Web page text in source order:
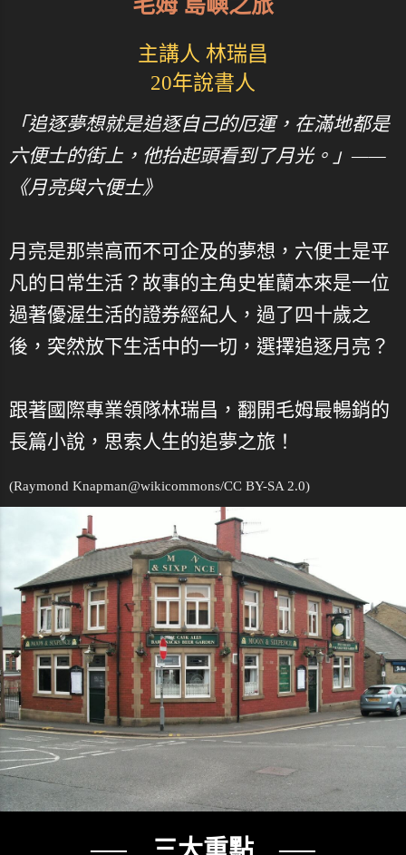
主講人 林瑞昌
20年說書人
「追逐夢想就是追逐自己的厄運，在滿地都是
六便士的街上，他抬起頭看到了月光。」——
《月亮與六便士》
月亮是那崇高而不可企及的夢想，六便士是平
凡的日常生活？故事的主角史崔蘭本來是一位
過著優渥生活的證券經紀人，過了四十歲之
後，突然放下生活中的一切，選擇追逐月亮？
跟著國際專業領隊林瑞昌，翻開毛姆最暢銷的
長篇小說，思索人生的追夢之旅！
(Raymond Knapman@wikicommons/CC BY-SA 2.0)